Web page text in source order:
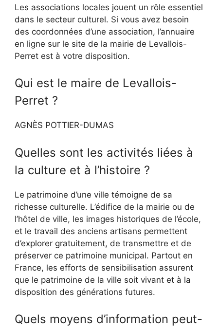
Les associations locales jouent un rôle essentiel
dans le secteur culturel. Si vous avez besoin
des coordonnées d’une association, l’annuaire
en ligne sur le site de la mairie de Levallois-
Perret est à votre disposition.
Qui est le maire de Levallois-
Perret ?
AGNÈS POTTIER-DUMAS
Quelles sont les activités liées à
la culture et à l’histoire ?
Le patrimoine d’une ville témoigne de sa
richesse culturelle. L’édifice de la mairie ou de
l’hôtel de ville, les images historiques de l’école,
et le travail des anciens artisans permettent
d’explorer gratuitement, de transmettre et de
préserver ce patrimoine municipal. Partout en
France, les efforts de sensibilisation assurent
que le patrimoine de la ville soit vivant et à la
disposition des générations futures.
Quels moyens d’information peut-